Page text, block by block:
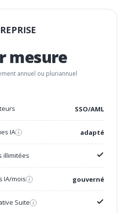
mesure
annuel ou pluriannuel
SSO/AML
IA i adapté
illimitées
IA/mois i gouverné
Suite i